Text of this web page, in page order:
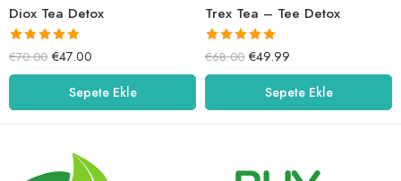
Diox Tea Detox
5 üzerinden
5.00oy aldı
€70.00 €47.00
Sepete Ekle
Trex Tea – Tee Detox
5 üzerinden
5.00oy aldı
€68.00 €49.99
Sepete Ekle